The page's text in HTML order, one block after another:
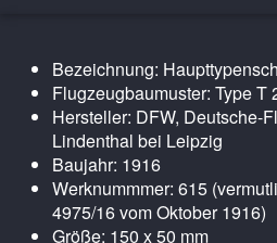
Bezeichnung:
Flugzeugbaumuster: Type T
Hersteller: DFW, Deutsche-
Lindenthal bei Leipzig
Baujahr: 1916
Werknummmer: 615
4975/16 vom Oktober 1916)
Größe: 150 x 50 mm